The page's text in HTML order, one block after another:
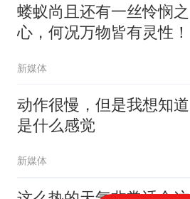
蝼蚁尚且还有一丝怜悯之
心，何况万物皆有灵性！
新媒体
动作很慢，但是我想知道
是什么感觉
新媒体